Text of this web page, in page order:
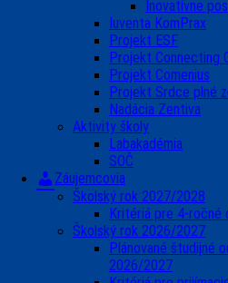
Inovatívne
Iuventa KomPrax
Projekt ESF
Projekt Connecting
Projekt Comenius
Projekt Srdce plné
Nadácia Zentiva
Aktivity školy
Labakadémia
SOČ
Záujemcovia
Školský rok 2027/2028
Kritériá pre 4-ročné
Školský rok 2026/2027
Plánované študijné
2026/2027